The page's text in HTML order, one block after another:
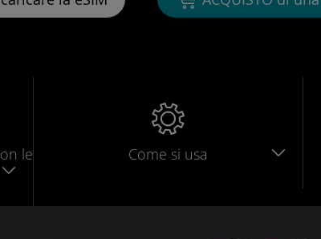
le
Come si usa